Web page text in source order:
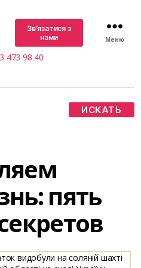
Зв’язатися з
нами
473 98 40
Меню
пять